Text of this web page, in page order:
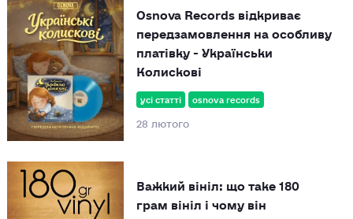
усі статті osnova records
28 лютого
Osnova Records відкриває
передзамовлення на особливу
платівку - Українськи
Колискові
Важкий вініл: що таке 180
грам вініл і чому він